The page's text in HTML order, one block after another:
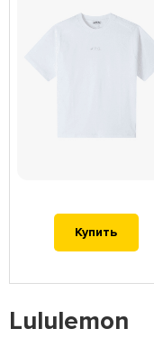
Купить
Lululemon